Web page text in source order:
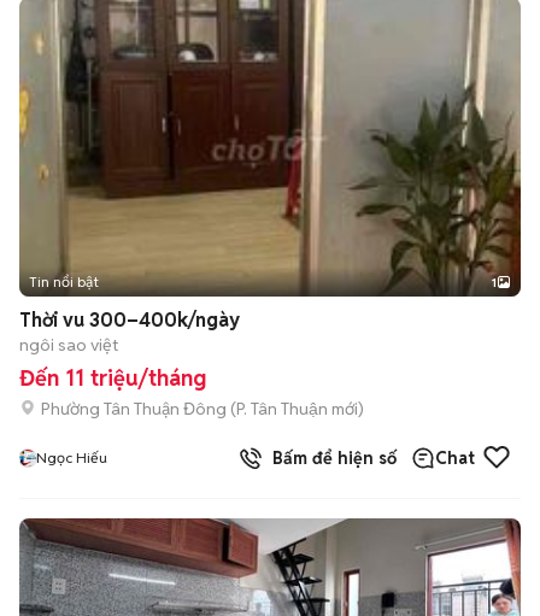
Tin nổi bật 1
Thời vu 300–400k/ngày
ngôi sao việt
Đến 11 triệu/tháng
Phường Tân Thuận Đông (P. Tân Thuận mới)
Ngọc Hiếu Bấm để hiện số Chat